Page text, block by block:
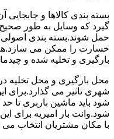
بسته بندی کالاها و
گیرد که وسایل به طور
حمل شوند.بسته بندی
خسارت را ممکن می
بارگیری و تخلیه شده و
محل بارگیری و محل تخلیه
شهری تاثیر می گذارد.برای
شود باید ماشین باربری تا
شود.وانت بار امیریه برای
با مکان مشتریان انتخاب می